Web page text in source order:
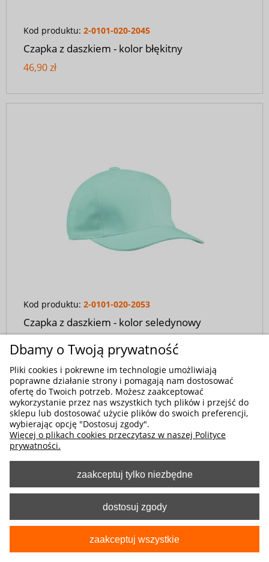
Kod produktu: 2-0101-020-2045
Czapka z daszkiem - kolor błękitny
46,90 zł
Kod produktu: 2-0101-020-2053
Czapka z daszkiem - kolor seledynowy
Dbamy o Twoją prywatność
Pliki cookies i pokrewne im technologie umożliwiają
poprawne działanie strony i pomagają nam dostosować
ofertę do Twoich potrzeb. Możesz zaakceptować
wykorzystanie przez nas wszystkich tych plików i przejść do
sklepu lub dostosować użycie plików do swoich preferencji,
wybierając opcję "Dostosuj zgody".
Więcej o plikach cookies przeczytasz w naszej Polityce
prywatności.
zaakceptuj tylko niezbędne
dostosuj zgody
zaakceptuj wszystkie